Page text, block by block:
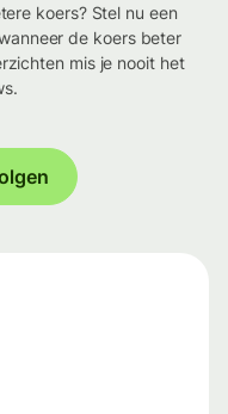
koers? Stel nu een
de koers beter
mis je nooit het